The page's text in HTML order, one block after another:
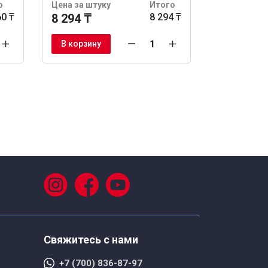
₸
Цена за штуку
8 294 ₸
Итого
8 294 ₸
В корзину
Свяжитесь с нами
+7 (700) 836-87-97